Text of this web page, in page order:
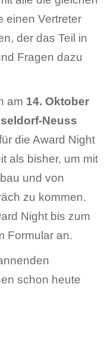
einen Vertreter
der das Teil in
Fragen dazu
am 14. Oktober
Neuss
die Award Night
als bisher, um mit
und von
zu kommen.
Night bis zum
Formular an.
schon heute